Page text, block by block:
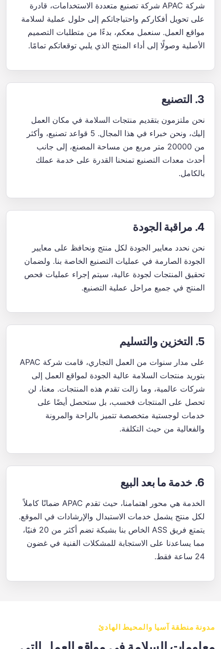
شركة APAC شركة تصنيع متعددة الاستخدامات، قادرة
على تحويل أفكاركم واحتياجاتكم إلى حلول عملية لسلامة
مواقع العمل. سنعمل معكم، بدءًا من متطلبات التصميم
الأصلية وصولًا إلى أداء المنتج الذي يلبي توقعاتكم تمامًا.
3. التصنيع
نحن ملتزمون بتقديم منتجات السلامة في مكان العمل
إليك، ونحن خبراء في هذا المجال. 5 قواعد تصنيع، وأكثر
من 20000 متر مربع من مساحة المصنع، إلى جانب
أحدث معدات التصنيع تمنحنا القدرة على خدمة عملك
بالكامل.
4. مراقبة الجودة
نحن نحدد معايير الجودة لكل منتج ونحافظ على معايير
الجودة الصارمة في عمليات التصنيع الخاصة بنا. ولضمان
تحقيق المنتجات لجودة عالية، سيتم إجراء عمليات فحص
المنتج في جميع مراحل عملية التصنيع.
5. التخزين والتسليم
على مدار سنوات من العمل التجاري، قامت شركة APAC
بتوريد منتجات السلامة عالية الجودة لمواقع العمل إلى
شركات عالمية، وما زالت تقدم هذه المنتجات. معنا، لن
تحصل على المنتجات فحسب، بل ستحصل أيضًا على
خدمات لوجستية متخصصة تتميز بالراحة والمرونة
والفعالية من حيث التكلفة.
6. خدمة ما بعد البيع
الخدمة هي محور اهتمامنا، حيث تقدم APAC ضمانًا كاملاً
لكل منتج يشمل خدمات الاستبدال والإرشادات في الموقع.
يتمتع فريق ASS الخاص بنا بشبكة تضم أكثر من 20 فنيًا،
مما يساعدنا على الاستجابة للمشكلات الفنية في غضون
24 ساعة فقط.
مدونة منطقة آسيا والمحيط الهادئ